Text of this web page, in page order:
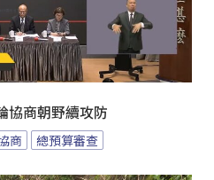
協商朝野續攻防
商 總預算審查